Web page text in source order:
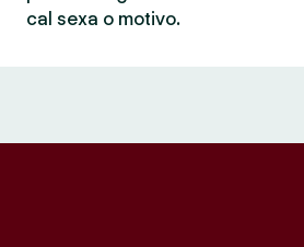
cal sexa o motivo.